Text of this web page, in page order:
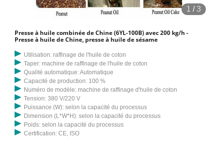
1 /3
Presse à huile combinée de Chine (6YL-100B) avec 200 kg/h -
Presse à huile de Chine, presse à huile de sésame
Utilisation: raffinage de l'huile de coton
Taper: machine de raffinage de l'huile de coton
Qualité automatique: Automatique
Capacité de production: 100 %
Numéro de modèle: machine de raffinage d'huile de coton
Tension: 380 V/220 V
Puissance (W): selon la capacité du processus
Dimension (L*W*H): selon la capacité du processus
Poids: selon la capacité du processus
Certification: CE, ISO